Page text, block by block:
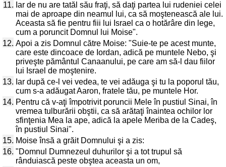
11. Iar de nu are tatăl său fraţi, să daţi partea lui rudeniei celei
mai de aproape din neamul lui, ca să moştenească ale lui.
Aceasta să fie pentru fiii lui Israel ca o hotărâre din lege,
cum a poruncit Domnul lui Moise".
12. Apoi a zis Domnul către Moise: "Suie-te pe acest munte,
care este dincoace de Iordan, adică pe muntele Nebo, şi
priveşte pământul Canaanului, pe care am să-l dau fiilor
lui Israel de moştenire.
13. Iar după ce-l vei vedea, te vei adăuga şi tu la poporul tău,
cum s-a adăugat Aaron, fratele tău, pe muntele Hor.
14. Pentru că v-aţi împotrivit poruncii Mele în pustiul Sinai, în
vremea tulburării obştii, ca să arătaţi înaintea ochilor lor
sfinţenia Mea la ape, adică la apele Meriba de la Cadeş,
în pustiul Sinai".
15. Moise însă a grăit Domnului şi a zis:
16. "Domnul Dumnezeul duhurilor şi a tot trupul să
rânduiască peste obştea aceasta un om,